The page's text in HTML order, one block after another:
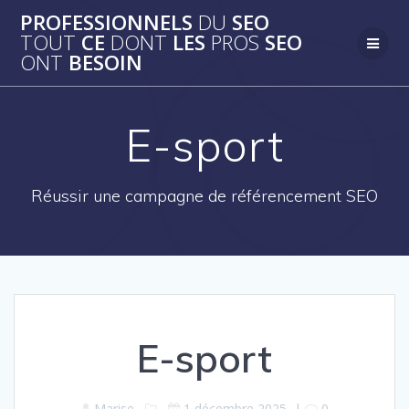
au
contenu
PROFESSIONNELS DU SEO
TOUT CE DONT LES PROS SEO
ONT BESOIN
E-sport
Réussir une campagne de référencement SEO
E-sport